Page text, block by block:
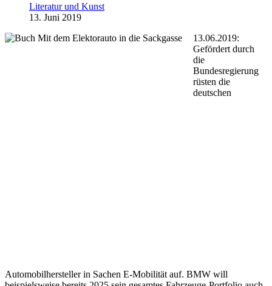
Literatur und Kunst
13. Juni 2019
13.06.2019:
Gefördert durch
die
Bundesregierung
rüsten die
deutschen
Automobilhersteller in Sachen E-Mobilität auf. BMW will